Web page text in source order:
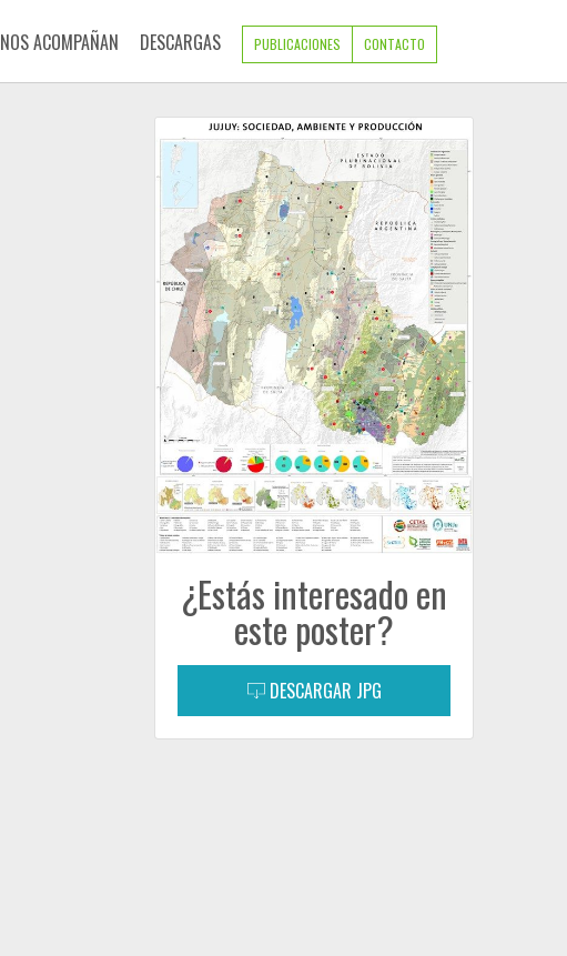
NOS ACOMPAÑAN DESCARGAS PUBLICACIONES CONTACTO
¿Estás interesado en
este poster?
DESCARGAR JPG